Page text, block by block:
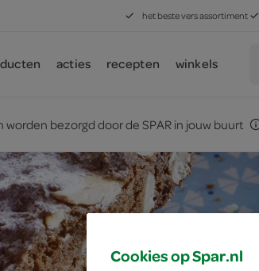
het beste vers assortiment
acties recepten winkels
worden bezorgd door de SPAR in jouw buurt
Cookies op Spar.nl